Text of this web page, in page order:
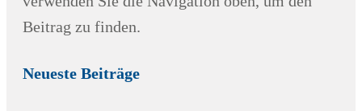
Beitrag zu finden.
Neueste Beiträge